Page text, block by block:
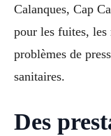
Calanques, Cap
pour les fuites, les
problèmes de
sanitaires.
Des